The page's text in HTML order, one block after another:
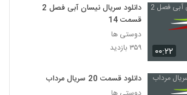
۰۰:۲۲
دانلود سریال نیسان آبی فصل 2
قسمت 14
دوستی ها
۳۵۹ بازدید
دانلود قسمت 20 سریال مرداب